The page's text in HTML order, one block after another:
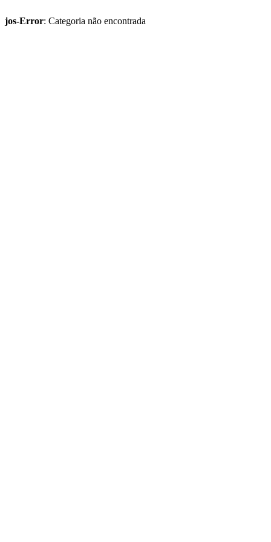
jos-Error: Categoria não encontrada